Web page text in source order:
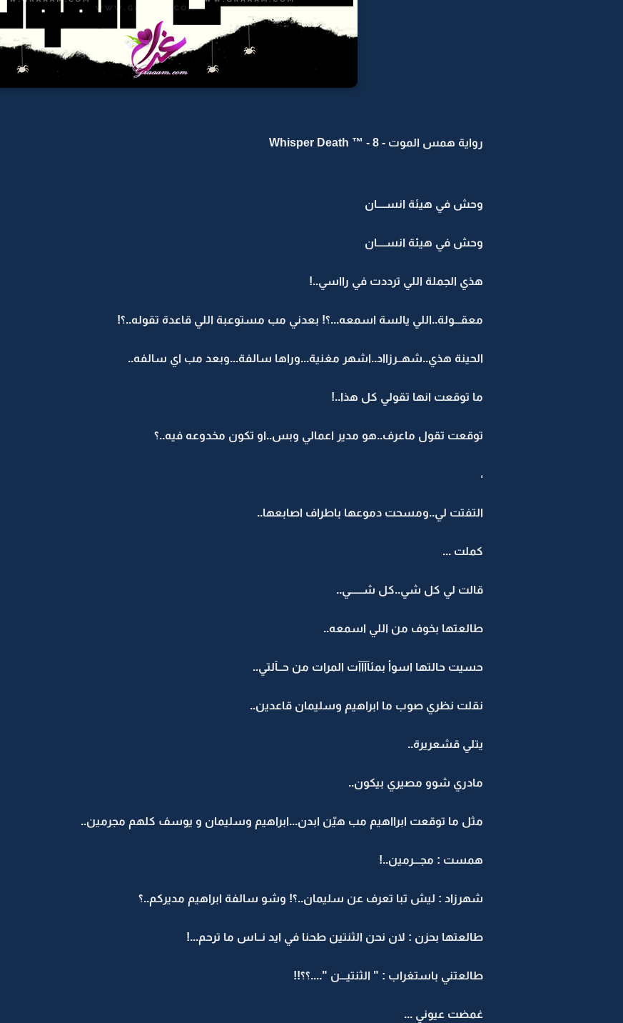
رواية همس الموت - Whisper Death ™ - 8
وحش في هيئة انســــان
وحش في هيئة انســــان
هذي الجملة اللي ترددت في رااسي..!
معقـــولة..اللي يالسة اسمعه...؟! بعدني مب مستوعبة اللي قاعدة تقوله..؟!
الحينة هذي..شهــرزااد..اشهر مغنية...وراها سالفة...وبعد مب اي سالفه..
ما توقعت انها تقولي كل هذا..!
توقعت تقول ماعرف..هو مدير اعمالي وبس..او تكون مخدوعه فيه..؟
،
التفتت لي..ومسحت دموعها باطراف اصابعها..
كملت ...
قالت لي كل شي..كل شــــــي..
طالعتها بخوف من اللي اسمعه..
حسيت حالتها اسوأ بمئآآآآت المرات من حــآلتي..
نقلت نظري صوب ما ابراهيم وسليمان قاعدين..
يتلي قشعريرة..
مادري شوو مصيري بيكون..
مثل ما توقعت ابرااهيم مب هيّن ابدن...ابراهيم وسليمان و يوسف كلهم مجرمين..
همست : مجـــرمين..!
شهرزاد : ليش تبا تعرف عن سليمان..؟! وشو سالفة ابراهيم مديركم..؟
طالعتها بحزن : لان نحن الثنتين طحنا في ايد نــاس ما ترحم...!
طالعتني باستغراب : " الثنتيـــن "....؟؟!!
غمضت عيوني ...